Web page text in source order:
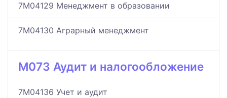
7M04129 Менеджмент в образовании
7M04130 Аграрный менеджмент
M073 Аудит и налогообложение
7M04136 Учет и аудит